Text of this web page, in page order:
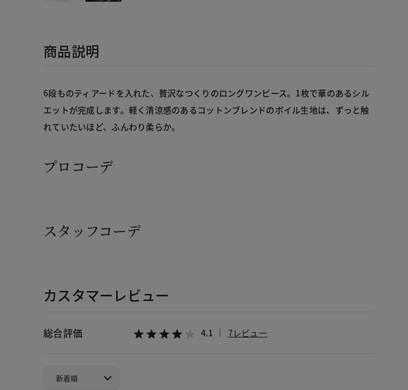
商品説明
6段ものティアードを入れた、贅沢なつくりのロングワンピース。1枚で華のあるシル
エットが完成します。軽く清涼感のあるコットンブレンドのボイル生地は、ずっと触
れていたいほど、ふんわり柔らか。
プロコーデ
スタッフコーデ
カスタマーレビュー
総合評価 4.1 7レビュー